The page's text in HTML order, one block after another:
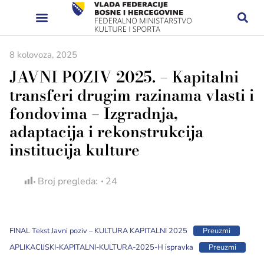
8 kolovoza, 2025
JAVNI POZIV 2025. – Kapitalni
transferi drugim razinama vlasti i
fondovima – Izgradnja,
adaptacija i rekonstrukcija
institucija kulture
Broj pregleda: 24
FINAL Tekst Javni poziv – KULTURA KAPITALNI 2025
Preuzmi
APLIKACIJSKI-KAPITALNI-KULTURA-2025-H ispravka
Preuzmi